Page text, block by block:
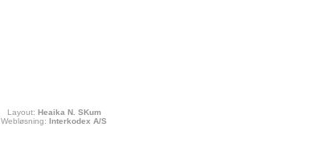
Layout: Heaika N. SKum
Webløsning: Interkodex A/S